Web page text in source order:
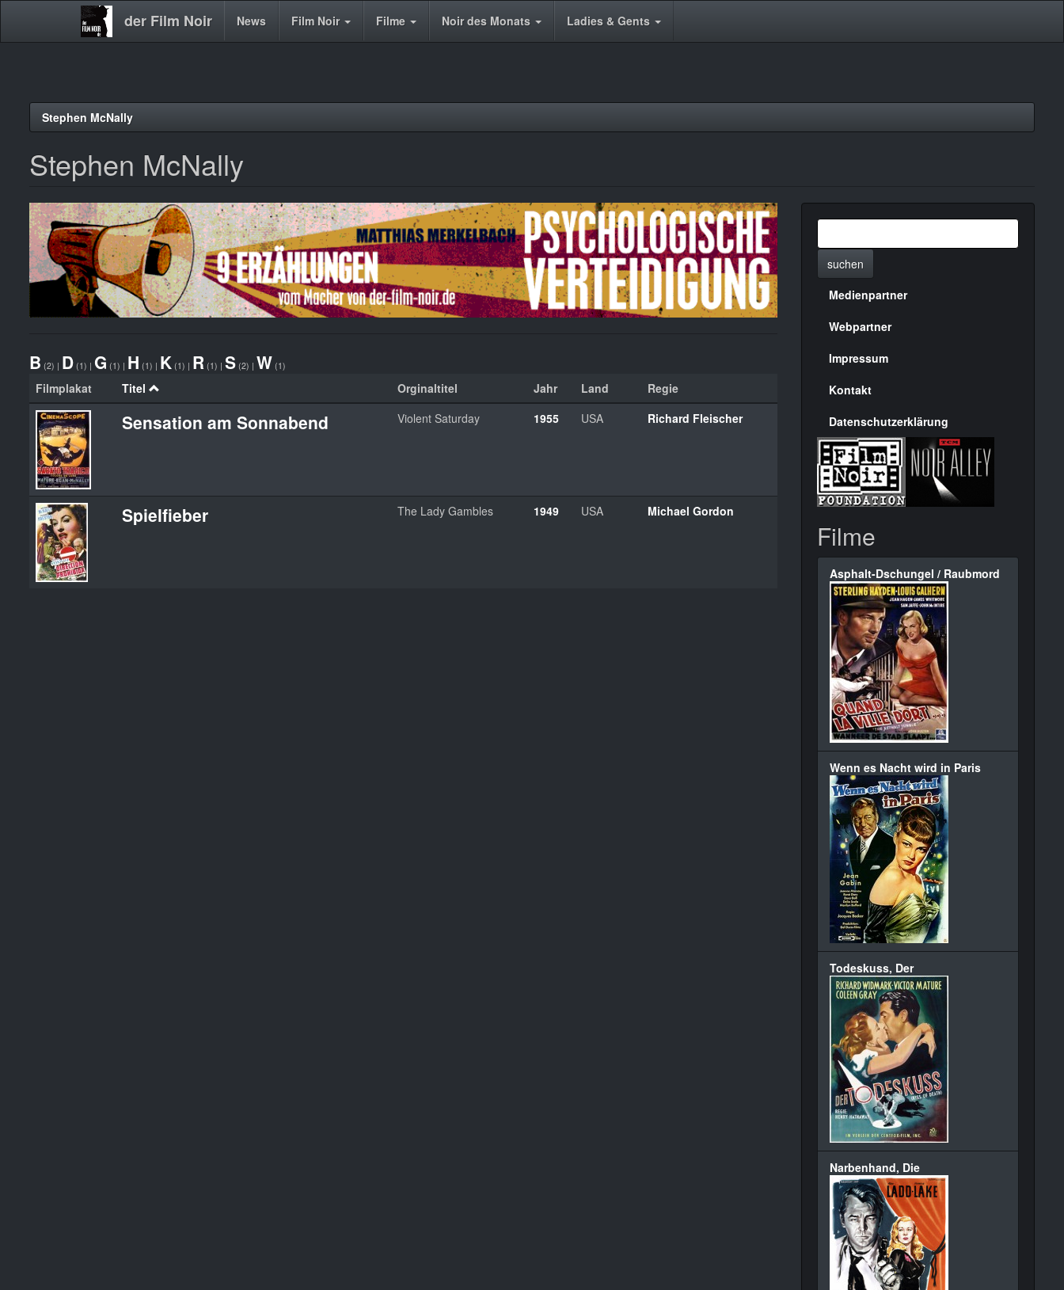
der Film Noir
Main News Film Noir Filme Noir des Monats Ladies & Gents
Stephen McNally
Stephen McNally
B (2) | D (1) | G (1) | H (1) | K (1) | R (1) | S (2) | W (1)
Filmplakat Titel Orginaltitel Jahr Land Regie
Sensation am Sonnabend Violent Saturday 1955 USA Richard Fleischer
Spielfieber The Lady Gambles 1949 USA Michael Gordon
suchen
Menülinks
rechte
Seite
Medienpartner
Webpartner
Impressum
Kontakt
Datenschutzerklärung
Filme
Asphalt-Dschungel / Raubmord
Wenn es Nacht wird in Paris
Todeskuss, Der
Narbenhand, Die